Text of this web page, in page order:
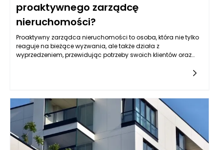
proaktywnego zarządcę
nieruchomości?
Proaktywny zarządca nieruchomości to osoba, która nie tylko
reaguje na bieżące wyzwania, ale także działa z
wyprzedzeniem, przewidując potrzeby swoich klientów oraz
wartości inwestycji. Proaktywny zarządca potrafi dostrzegać
problemy, zanim staną się one poważnymi kryzysami, dzięki
czemu jego działania przekładają się na lepszą efektywność
operacyjną oraz zadowolenie najemców.